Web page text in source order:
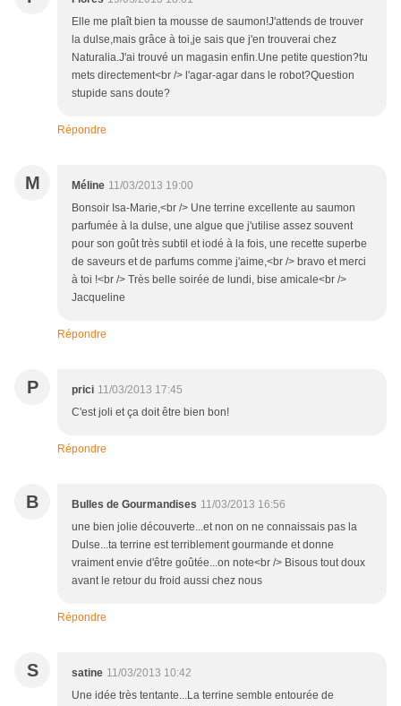
Elle me plaît bien ta mousse de saumon!J'attends de trouver
la dulse,mais grâce à toi,je sais que j'en trouverai chez
Naturalia.J'ai trouvé un magasin enfin.Une petite question?tu
mets directement<br /> l'agar-agar dans le robot?Question
stupide sans doute?
Répondre
M Méline 11/03/2013 19:00
Bonsoir Isa-Marie,<br /> Une terrine excellente au saumon
parfumée à la dulse, une algue que j'utilise assez souvent
pour son goût très subtil et iodé à la fois, une recette superbe
de saveurs et de parfums comme j'aime,<br /> bravo et merci
à toi !<br /> Très belle soirée de lundi, bise amicale<br />
Jacqueline
Répondre
P prici 11/03/2013 17:45
C'est joli et ça doit être bien bon!
Répondre
B Bulles de Gourmandises 11/03/2013 16:56
une bien jolie découverte...et non on ne connaissais pas la
Dulse...ta terrine est terriblement gourmande et donne
vraiment envie d'être goûtée...on note<br /> Bisous tout doux
avant le retour du froid aussi chez nous
Répondre
S satine 11/03/2013 10:42
Une idée très tentante...La terrine semble entourée de